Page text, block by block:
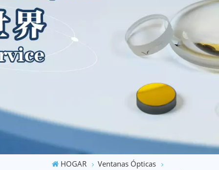
HOGAR
Ventanas Ópticas